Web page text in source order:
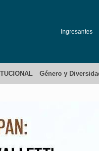
Ingresantes
Género y